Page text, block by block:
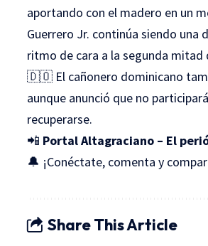
aportando con el madero en un
Guerrero Jr. continúa siendo una
ritmo de cara a la segunda mitad
🇩🇴 El cañonero dominicano
aunque anunció que no
recuperarse.
📲 Portal Altagraciano – El
🔔 ¡Conéctate, comenta y
Share This Article